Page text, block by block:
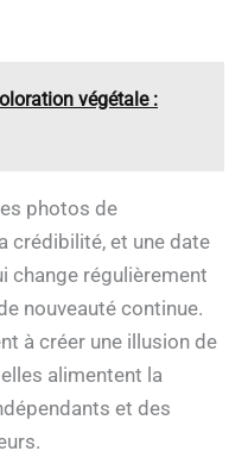
végétale :
photos de
crédibilité, et une date
change régulièrement
nouveauté continue.
à créer une illusion de
alimentent la
et des